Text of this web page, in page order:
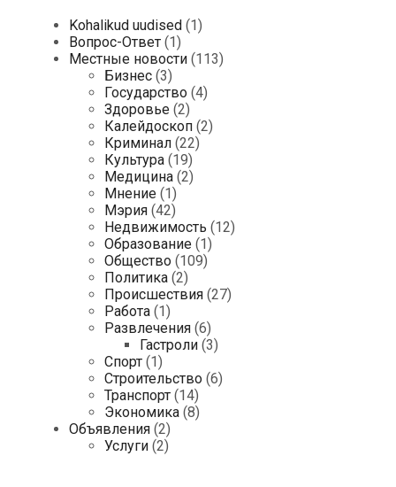
Kohalikud uudised (1)
Вопрос-Ответ (1)
Местные новости (113)
Бизнес (3)
Государство (4)
Здоровье (2)
Калейдоскоп (2)
Криминал (22)
Культура (19)
Медицина (2)
Мнение (1)
Мэрия (42)
Недвижимость (12)
Образование (1)
Общество (109)
Политика (2)
Происшествия (27)
Работа (1)
Развлечения (6)
Гастроли (3)
Спорт (1)
Строительство (6)
Транспорт (14)
Экономика (8)
Объявления (2)
Услуги (2)